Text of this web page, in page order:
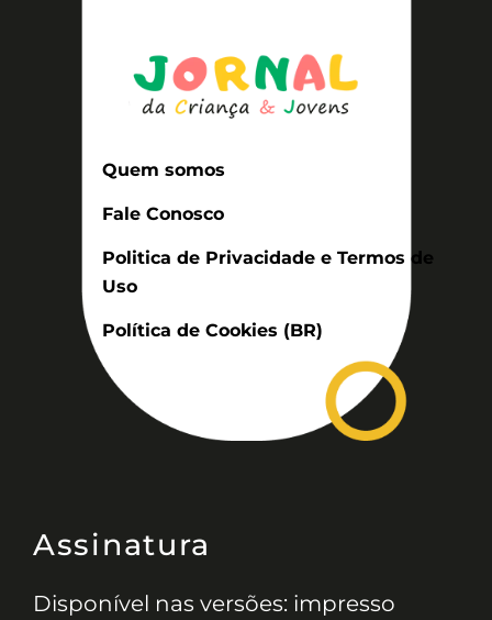
Quem somos
Fale Conosco
Politica de Privacidade e Termos de
Uso
Política de Cookies (BR)
Assinatura
Disponível nas versões: impresso